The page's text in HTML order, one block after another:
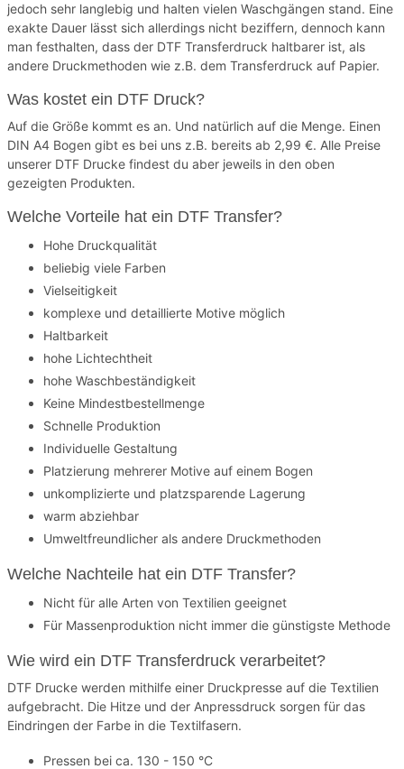
jedoch sehr langlebig und halten vielen Waschgängen stand. Eine
exakte Dauer lässt sich allerdings nicht beziffern, dennoch kann
man festhalten, dass der DTF Transferdruck haltbarer ist, als
andere Druckmethoden wie z.B. dem Transferdruck auf Papier.
Was kostet ein DTF Druck?
Auf die Größe kommt es an. Und natürlich auf die Menge. Einen
DIN A4 Bogen gibt es bei uns z.B. bereits ab 2,99 €. Alle Preise
unserer DTF Drucke findest du aber jeweils in den oben
gezeigten Produkten.
Welche Vorteile hat ein DTF Transfer?
Hohe Druckqualität
beliebig viele Farben
Vielseitigkeit
komplexe und detaillierte Motive möglich
Haltbarkeit
hohe Lichtechtheit
hohe Waschbeständigkeit
Keine Mindestbestellmenge
Schnelle Produktion
Individuelle Gestaltung
Platzierung mehrerer Motive auf einem Bogen
unkomplizierte und platzsparende Lagerung
warm abziehbar
Umweltfreundlicher als andere Druckmethoden
Welche Nachteile hat ein DTF Transfer?
Nicht für alle Arten von Textilien geeignet
Für Massenproduktion nicht immer die günstigste Methode
Wie wird ein DTF Transferdruck verarbeitet?
DTF Drucke werden mithilfe einer Druckpresse auf die Textilien
aufgebracht. Die Hitze und der Anpressdruck sorgen für das
Eindringen der Farbe in die Textilfasern.
Pressen bei ca. 130 - 150 °C